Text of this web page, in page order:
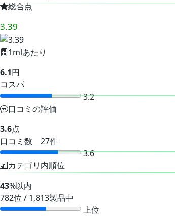
総合点
3.39
1mlあたり
6.1円
コスパ
3.2
口コミの評価
3.6点
口コミ数 27件
3.6
カテゴリ内順位
43%以内
782位 / 1,813製品中
上位